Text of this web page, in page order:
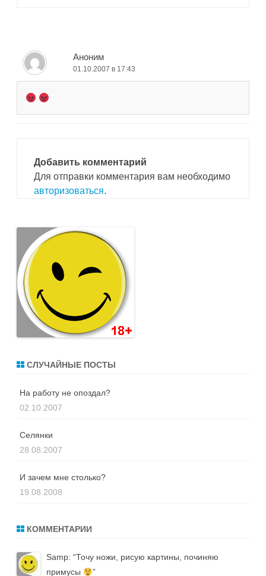
Аноним
01.10.2007 в 17:43
Добавить комментарий
Для отправки комментария вам необходимо
авторизоваться.
СЛУЧАЙНЫЕ ПОСТЫ
На работу не опоздал?
02.10.2007
Селянки
28.08.2007
И зачем мне столько?
19.08.2008
КОММЕНТАРИИ
Samp: “Точу ножи, рисую картины, починяю
примусы
”